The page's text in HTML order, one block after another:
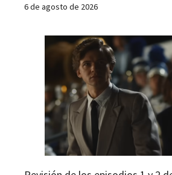
6 de agosto de 2026